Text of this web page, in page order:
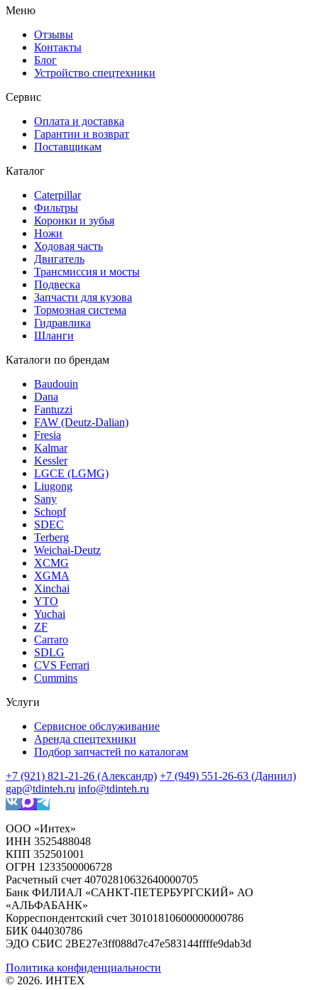
Меню
Отзывы
Контакты
Блог
Устройство спецтехники
Сервис
Оплата и доставка
Гарантии и возврат
Поставщикам
Каталог
Caterpillar
Фильтры
Коронки и зубья
Ножи
Ходовая часть
Двигатель
Трансмиссия и мосты
Подвеска
Запчасти для кузова
Тормозная система
Гидравлика
Шланги
Каталоги по брендам
Baudouin
Dana
Fantuzzi
FAW (Deutz-Dalian)
Fresia
Kalmar
Kessler
LGCE (LGMG)
Liugong
Sany
Schopf
SDEC
Terberg
Weichai-Deutz
XCMG
XGMA
Xinchai
YTO
Yuchai
ZF
Carraro
SDLG
CVS Ferrari
Cummins
Услуги
Сервисное обслуживание
Аренда спецтехники
Подбор запчастей по каталогам
+7 (921) 821-21-26 (Александр) +7 (949) 551-26-63 (Даниил)
gap@tdinteh.ru info@tdinteh.ru
ООО «Интех»
ИНН 3525488048
КПП 352501001
ОГРН 1233500006728
Расчетный счет 40702810632640000705
Банк ФИЛИАЛ «САНКТ-ПЕТЕРБУРГСКИЙ» АО
«АЛЬФАБАНК»
Корреспондентский счет 30101810600000000786
БИК 044030786
ЭДО СБИС 2BE27e3ff088d7c47e583144ffffe9dab3d
Политика конфиденциальности
© 2026. ИНТЕХ